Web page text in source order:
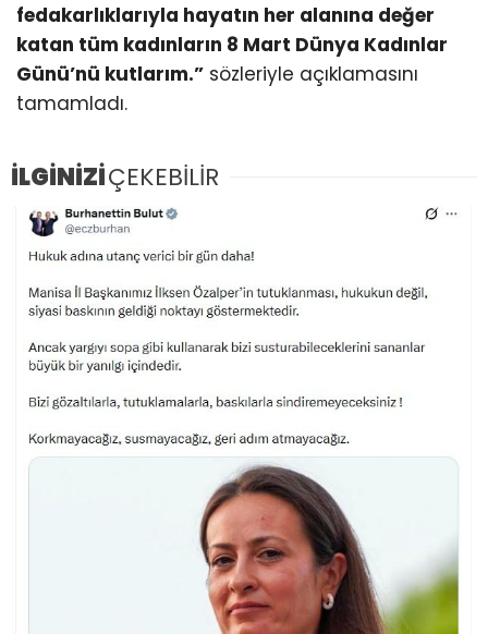
fedakarlıklarıyla hayatın her alanına değer
katan tüm kadınların 8 Mart Dünya Kadınlar
Günü’nü kutlarım.” sözleriyle açıklamasını
tamamladı.
İLGİNİZİÇEKEBİLİR